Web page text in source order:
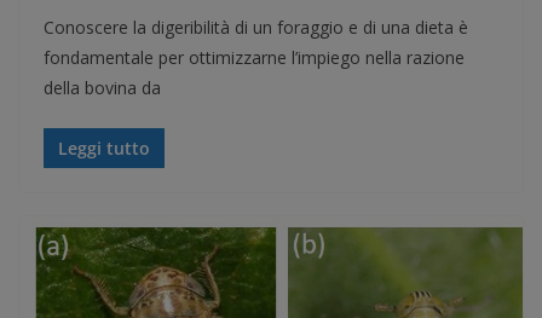
Conoscere la digeribilità di un foraggio e di una dieta è
fondamentale per ottimizzarne l’impiego nella razione
della bovina da
Leggi tutto